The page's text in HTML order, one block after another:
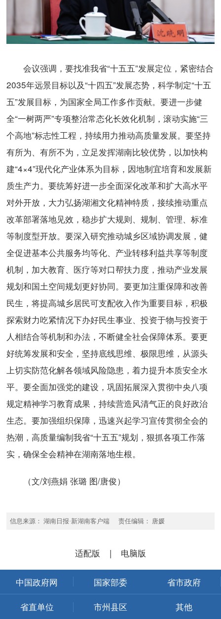
会议强调，要找准我省“十五五”发展定位，紧密结合
2035年远景目标以及“十四五”发展态势，科学制定“十五
五”发展目标，为国家全局工作多作贡献。要进一步健
全“一树两严”专项整治常态化长效化机制，滚动实施“三
个高地”标志性工程，持续用力推动高质量发展。要坚持
有所为、有所不为，立足发挥湖南比较优势，以加快构
建“4×4”现代化产业体系为目标，因地制宜培育和发展新
质生产力。要统筹好进一步全面深化改革和扩大高水平
对外开放，大力弘扬湖湘文化精神特质，接续推动重点
改革部署落地见效，稳步扩大规则、规制、管理、标准
等制度型开放。要深入研究推动城乡区域协调发展，健
全促进基本公共服务均等化、产业转移利益共享等制度
机制，加大教育、医疗等对口帮扶力度，推动产业发展
规划和国土空间规划更好协同。要更加注重保障和改善
民生，将提高城乡居民可支配收入作为重要目标，积极
探索财力吃紧情况下办好民生事业、投资于物与投资于
人相结合等机制和办法，不断健全社会保障体系。要更
好统筹发展和安全，坚持底线思维、极限思维，从源头
上切实防范化解各领域风险隐患，着力提升本质安全水
平。要全面加强党的建设，巩固拓展深入贯彻中央八项
规定精神学习教育成果，持续营造风清气正的良好政治
生态。要加强组织保障，迅速兴起学习宣传贯彻全会的
热潮，高质量编制我省“十五五”规划，狠抓各项工作落
实，确保全会精神在湖南落地生根。
（文/刘燕娟 张璐 图/唐俊）
信息来源： 湖南日报·新湖南客户端 责任编辑： 唐媛
适配版 | 电脑版
中国政府网 国家部委 省市政府
省直单位 市州县区 其他